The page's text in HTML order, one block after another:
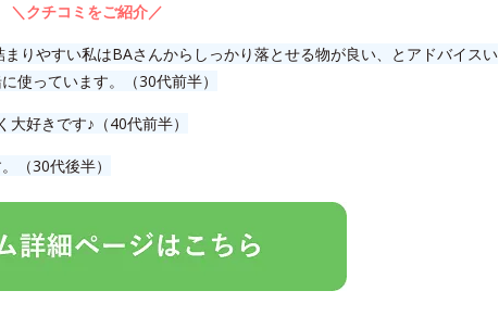
＼クチコミをご紹介／
りやすい私はBAさんからしっかり落とせる物が良い、とアドバイスい
使っています。（30代前半）
好きです♪（40代前半）
（30代後半）